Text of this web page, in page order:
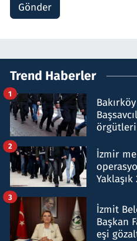
Gönder
Trend Haberler
1
İzmir
2
İzmit
Başkan
eşi
3